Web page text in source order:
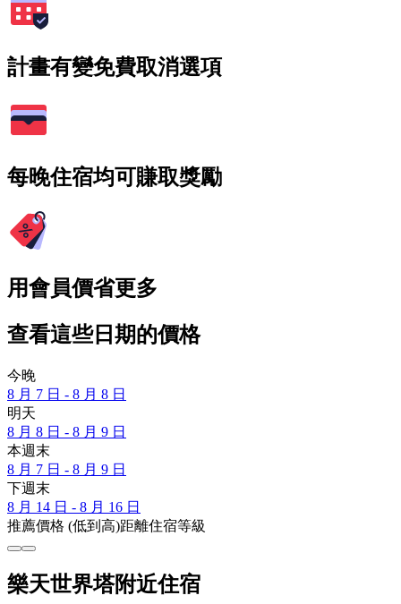
計畫有變免費取消選項
每晚住宿均可賺取獎勵
用會員價省更多
查看這些日期的價格
今晚
8 月 7 日 - 8 月 8 日
明天
8 月 8 日 - 8 月 9 日
本週末
8 月 7 日 - 8 月 9 日
下週末
8 月 14 日 - 8 月 16 日
推薦價格 (低到高)距離住宿等級
樂天世界塔附近住宿